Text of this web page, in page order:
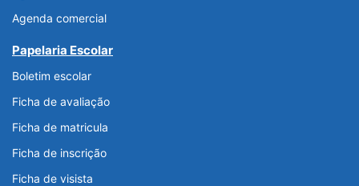
Agenda comercial
Papelaria Escolar
Boletim escolar
Ficha de avaliação
Ficha de matricula
Ficha de inscrição
Ficha de visista